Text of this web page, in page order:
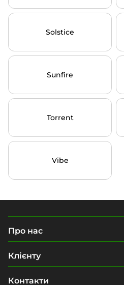
Solstice
Sunfire
Torrent
Vibe
Про нас
Клієнту
Контакти